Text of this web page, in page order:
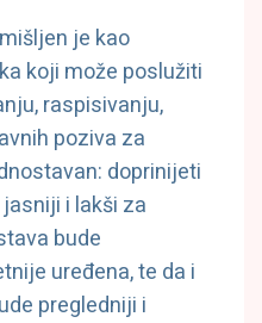
je kao
koji može poslužiti
raspisivanju,
poziva za
doprinijeti
i lakši za
bude
uređena, te da i
pregledniji i